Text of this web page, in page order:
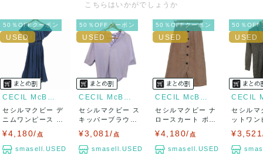
送料：¥1,650 (見込み)
送料表を確認する
出荷目安：5営業日以内
出荷予定日：なるべく最短で発送致します。
兵庫県から出荷
こちらはいかがでしょうか
50％OFFクーポン
CECIL McBEE
セシルマクビー デ
ニムワンピース 半
袖 コットン1...
¥4,180/ 点
smasell.USED
50％OFFクーポン
CECIL McBEE
セシルマクビー ス
キッパーブラウス
シャツ トップ...
¥3,081/ 点
smasell.USED
50％OFFクーポン
CECIL McBEE
セシルマクビー ナ
ロースカート ボト
ムス レディー...
¥4,180/ 点
smasell.USED
50％OFF
セシルマ
ットワ
ップス